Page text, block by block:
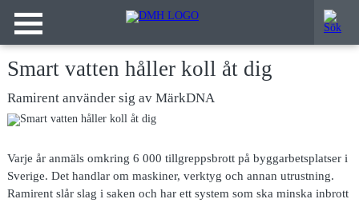
Smart vatten håller koll åt dig
Ramirent använder sig av MärkDNA
Varje år anmäls omkring 6 000 tillgreppsbrott på byggarbetsplatser i
Sverige. Det handlar om maskiner, verktyg och annan utrustning.
Ramirent slår slag i saken och har ett system som ska minska inbrott